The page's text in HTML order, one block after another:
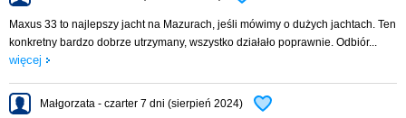
Maxus 33 to najlepszy jacht na Mazurach, jeśli mówimy o dużych jachtach. Ten
konkretny bardzo dobrze utrzymany, wszystko działało poprawnie. Odbiór...
więcej
Małgorzata - czarter 7 dni (sierpień 2024)